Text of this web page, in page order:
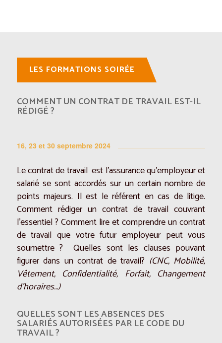
LES FORMATIONS SOIRÉE
COMMENT UN CONTRAT DE TRAVAIL EST-IL
RÉDIGÉ ?
16, 23 et 30 septembre 2024
Le contrat de travail est l’assurance qu’employeur et
salarié se sont accordés sur un certain nombre de
points majeurs. Il est le référent en cas de litige.
Comment rédiger un contrat de travail couvrant
l’essentiel ? Comment lire et comprendre un contrat
de travail que votre futur employeur peut vous
soumettre ? Quelles sont les clauses pouvant
figurer dans un contrat de travail? (CNC, Mobilité,
Vêtement, Confidentialité, Forfait, Changement
d’horaires…)
QUELLES SONT LES ABSENCES DES
SALARIÉS AUTORISÉES PAR LE CODE DU
TRAVAIL ?